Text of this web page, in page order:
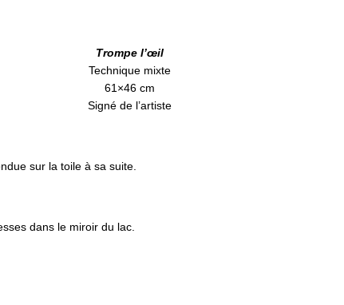
Trompe l’œil
Technique mixte
61×46 cm
Signé de l’artiste
sur la toile à sa suite.
dans le miroir du lac.